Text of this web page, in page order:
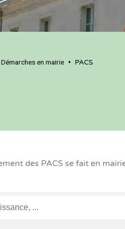
Démarches en mairie • PACS
des PACS se fait en